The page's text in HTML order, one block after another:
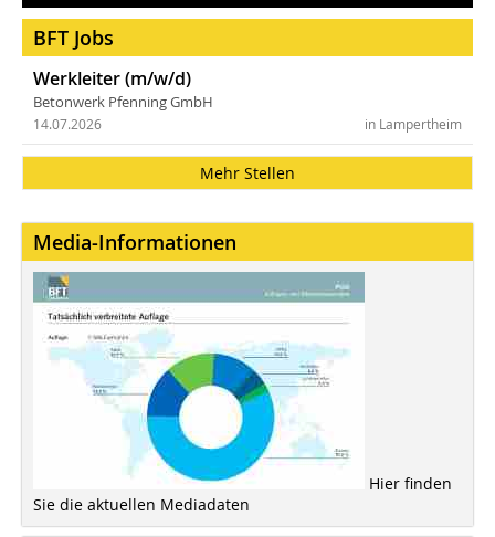
BFT Jobs
Werkleiter (m/w/d)
Betonwerk Pfenning GmbH
in Lampertheim
14.07.2026
Mehr Stellen
Media-Informationen
Hier finden
Sie die aktuellen Mediadaten